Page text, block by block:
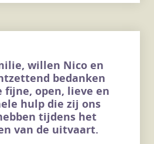
willen Nico en
bedanken
fijne, open, lieve en
hulp die zij ons
tijdens het
van de uitvaart.